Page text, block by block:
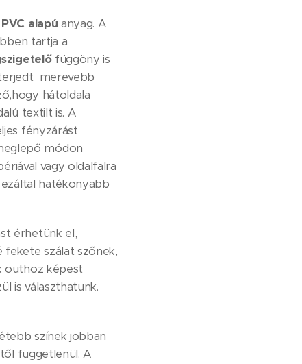
alapú anyag. A
tartja a
függöny is
merevebb
hátoldala
textilt is. A
fényzárást
módon
vagy oldalfalra
hatékonyabb
érhetünk el,
szálat szőnek,
outhoz képest
is választhatunk.
színek jobban
függetlenül. A